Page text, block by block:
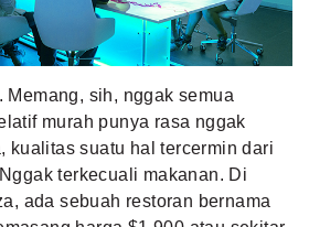
Memang, sih, nggak semua
murah punya rasa nggak
kualitas suatu hal tercermin dari
terkecuali makanan. Di
ada sebuah restoran bernama